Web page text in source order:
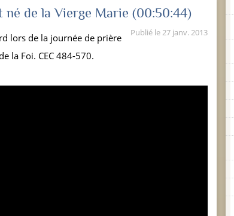
né de la Vierge Marie (00:50:44)
Publié le 27 janv. 2013
lors de la journée de prière
la Foi. CEC 484-570.